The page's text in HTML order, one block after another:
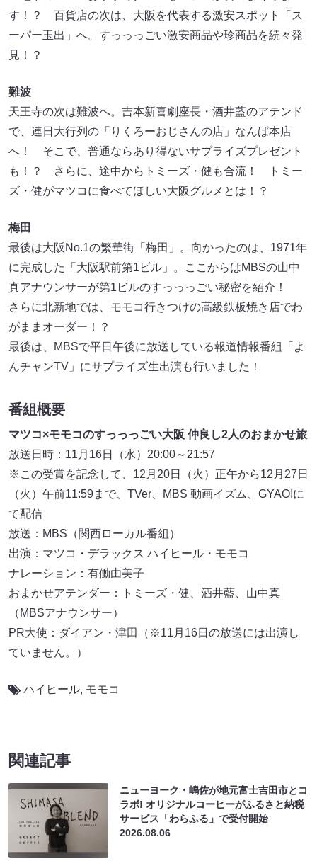
す！？ 百貨店の次は、大阪を代表する激安スポット「ス
ーパー玉出」へ。すっっっごい激安商品や珍商品を続々発
見！？
難波
天王寺の次は難波へ。吉本新喜劇座長・酒井藍のアテンド
で、連日大行列の「りくろーおじさんの店」なんば本店
へ！ そこで、普通ならあり得ないサプライズプレゼント
も！？ さらに、途中からトミーズ・健も合流！ トミー
ズ・健がマツコに食べてほしい大阪グルメとは！？
梅田
最後は大阪No.1の繁華街「梅田」。向かったのは、1971年
に完成した「大阪駅前第1ビル」。ここからはMBSの山中
真アナウンサーが第1ビルのすっっっごい秘密を紹介！
さらに北新地では、モモコ行きつけの高級鉄板焼き店でわ
がままオーダー！？
最後は、MBSで平日午後に放送している報道情報番組「よ
んチャンTV」にサプライズ生出演も行いました！
番組概要
マツコ×モモコのすっっっごい大阪 仲良し2人のおまかせ旅
放送日時：11月16日（水）20:00～21:57
※この受賞を記念して、12月20日（火）正午から12月27日
（火）午前11:59まで、TVer、MBS 動画イズム、GYAO!に
て配信
放送：MBS（関西ローカル番組）
出演：マツコ・デラックス ハイヒール・モモコ
ナレーション：有働由美子
おまかせアテンダー：トミーズ・健、酒井藍、山中真
（MBSアナウンサー）
PR大使：ダイアン・津田（※11月16日の放送には出演し
ていません。）
ハイヒール, モモコ
関連記事
ニューヨーク・嶋佐が地元富士吉田市とコ
ラボ! オリジナルコーヒーがふるさと納税
サービス「わらふる」で受付開始
2026.08.06